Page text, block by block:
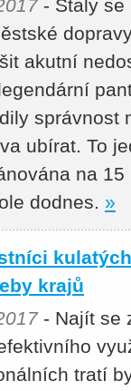
- Staly se
akutní
správnost
ubírat. To
na
dodnes. »
krajů
- Najít se
tratí